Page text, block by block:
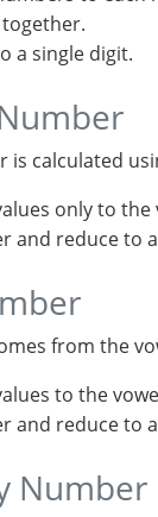
a single digit.
is calculated
only to
and reduce to
from the
to the
and reduce to
Number